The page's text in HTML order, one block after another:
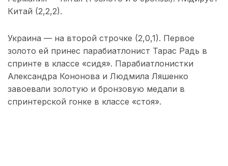
Китай (2,2,2).
Украина — на второй строчке (2,0,1). Первое
золото ей принес парабиатлонист Тарас Радь в
спринте в классе «сидя». Парабиатлонистки
Александра Кононова и Людмила Ляшенко
завоевали золотую и бронзовую медали в
спринтерской гонке в классе «стоя».